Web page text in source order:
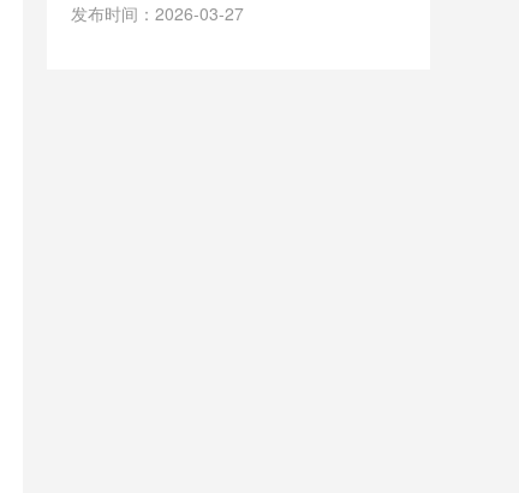
发布时间：2026-03-27